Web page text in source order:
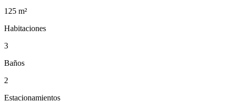
125 m²
Habitaciones
3
Baños
2
Estacionamientos